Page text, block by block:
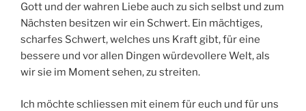
Gott und der wahren Liebe auch zu sich selbst und zum
Nächsten besitzen wir ein Schwert. Ein mächtiges,
scharfes Schwert, welches uns Kraft gibt, für eine
bessere und vor allen Dingen würdevollere Welt, als
wir sie im Moment sehen, zu streiten.
Ich möchte schliessen mit einem für euch und für uns